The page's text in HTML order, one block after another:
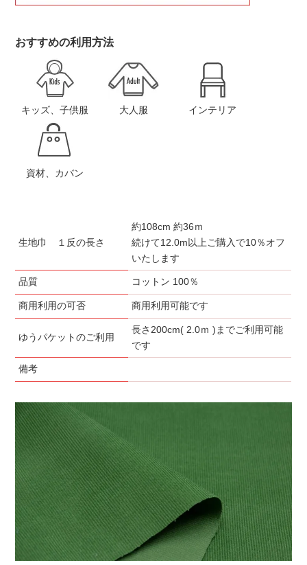
おすすめの利用方法
キッズ、子供服 大人服 インテリア
資材、カバン
生地巾 １反の長さ
約108cm 約36ｍ
続けて12.0m以上ご購入で10％オフ
いたします
品質 コットン 100％
商用利用の可否 商用利用可能です
ゆうパケットのご利用
長さ200cm( 2.0ｍ )までご利用可能
です
備考